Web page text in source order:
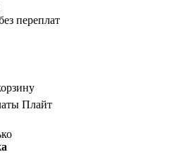
переплат
Плайт